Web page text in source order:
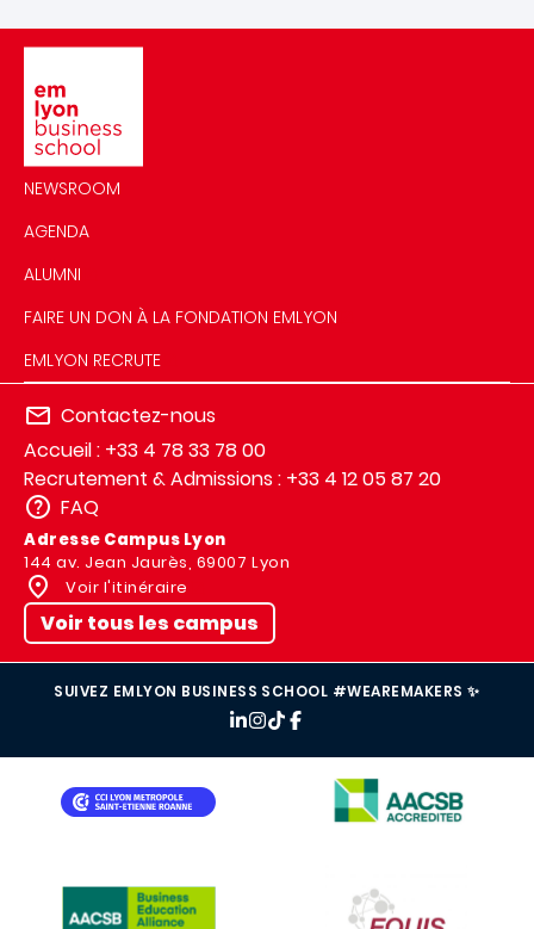
NEWSROOM
AGENDA
ALUMNI
FAIRE UN DON À LA FONDATION EMLYON
EMLYON RECRUTE
Contactez-nous
Accueil : +33 4 78 33 78 00
Recrutement & Admissions : +33 4 12 05 87 20
FAQ
Adresse Campus Lyon
144 av. Jean Jaurès, 69007 Lyon
Voir l'itinéraire
Voir tous les campus
SUIVEZ EMLYON BUSINESS SCHOOL #WEAREMAKERS ✨
IMAGE